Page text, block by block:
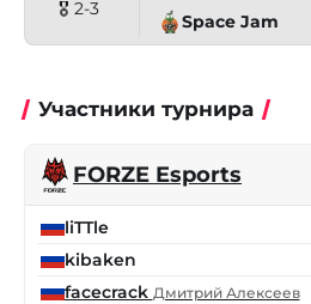
🎖 2-3
Space Jam
Участники турнира
FORZE Esports
liTTle
kibaken
facecrack Дмитрий Алексеев